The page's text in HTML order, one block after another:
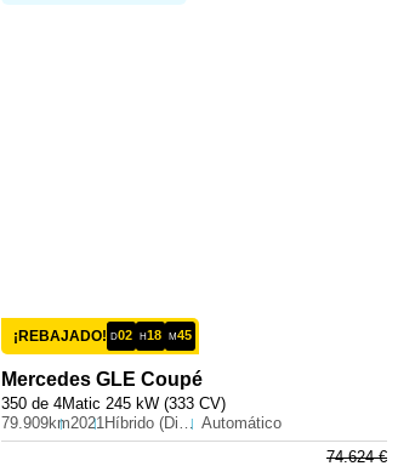
¡REBAJADO! D02 H18 M45
Mercedes GLE Coupé
350 de 4Matic 245 kW (333 CV)
79.909km2021 Híbrido (Diesel) Automático
74.624€